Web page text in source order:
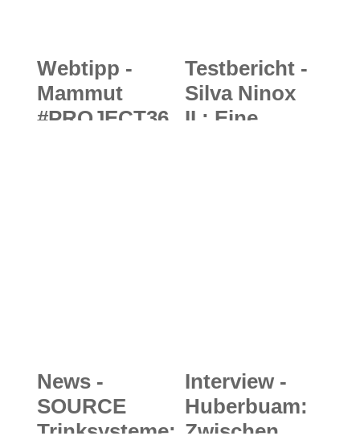
Webtipp -
Mammut
#PROJECT36
Testbericht -
Silva Ninox
II.: Eine
News -
SOURCE
Trinksysteme:
Interview -
Huberbuam:
Zwischen